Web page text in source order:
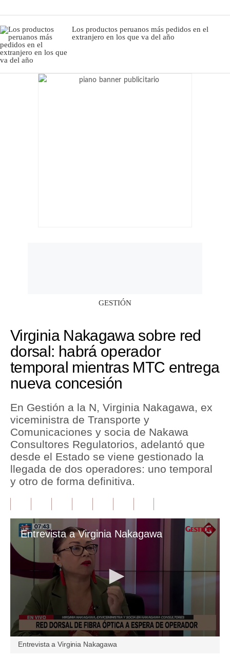
Los productos peruanos más pedidos en el
extranjero en los que va del año